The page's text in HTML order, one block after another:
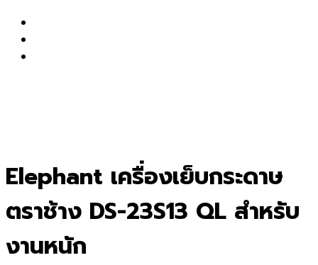
Elephant เครื่องเย็บกระดาษ
ตราช้าง DS-23S13 QL สำหรับ
งานหนัก